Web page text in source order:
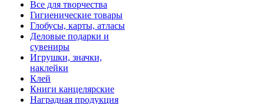
Все для творчества
Гигиенические товары
Глобусы, карты, атласы
Деловые подарки и
сувениры
Игрушки, значки,
наклейки
Клей
Книги канцелярские
Наградная продукция